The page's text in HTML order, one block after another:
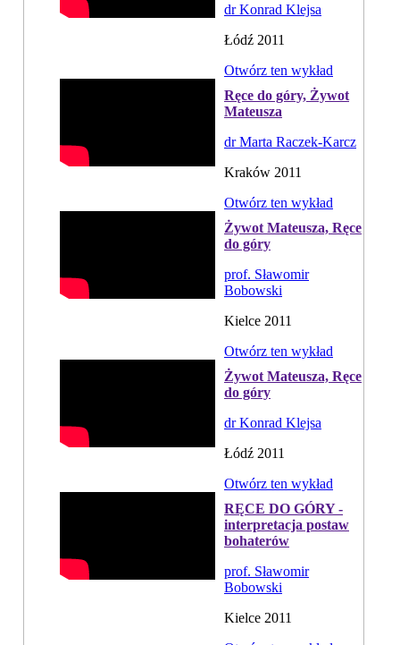
dr Konrad Klejsa
Łódź 2011
Otwórz ten wykład
Ręce do góry, Żywot
Mateusza
dr Marta Raczek-Karcz
Kraków 2011
Otwórz ten wykład
Żywot Mateusza, Ręce
do góry
prof. Sławomir
Bobowski
Kielce 2011
Otwórz ten wykład
Żywot Mateusza, Ręce
do góry
dr Konrad Klejsa
Łódź 2011
Otwórz ten wykład
RĘCE DO GÓRY -
interpretacja postaw
bohaterów
prof. Sławomir
Bobowski
Kielce 2011